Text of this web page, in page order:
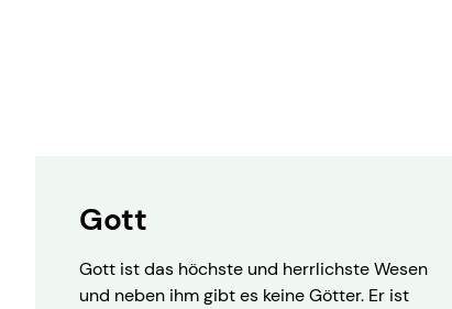
Gott
Gott ist das höchste und herrlichste Wesen
und neben ihm gibt es keine Götter. Er ist